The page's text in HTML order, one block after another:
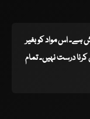
ہے۔ اس مواد کو بغیر
درست نہیں۔ تمام